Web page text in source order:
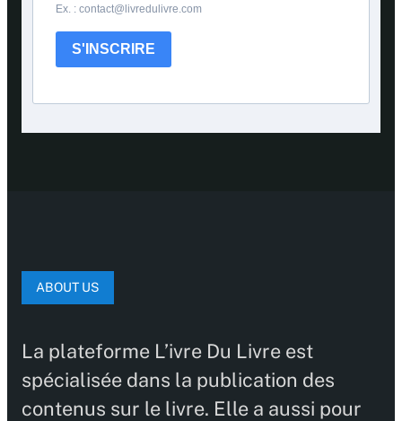
Ex. : contact@livredulivre.com
S'INSCRIRE
ABOUT US
La plateforme L’ivre Du Livre est
spécialisée dans la publication des
contenus sur le livre. Elle a aussi pour